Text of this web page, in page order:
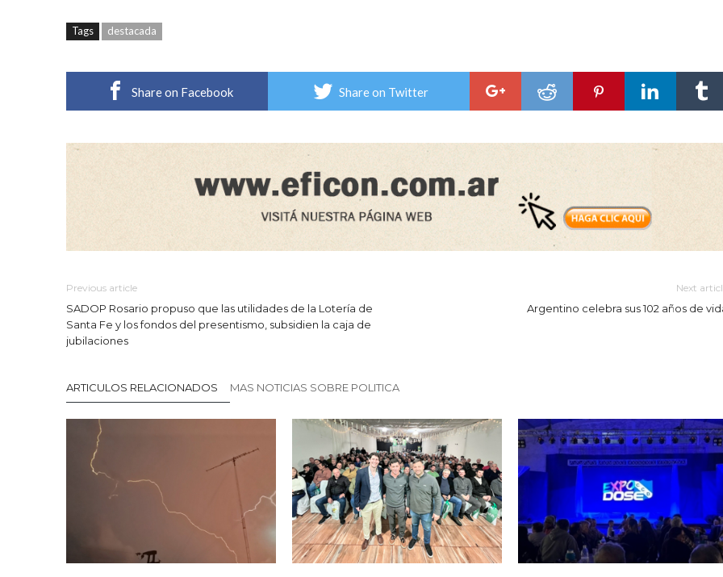
Tags destacada
Share on Facebook Share on Twitter
Previous article
SADOP Rosario propuso que las utilidades de la Lotería de
Santa Fe y los fondos del presentismo, subsidien la caja de
jubilaciones
Next
Argentino celebra sus 102 años de
ARTICULOS RELACIONADOS MAS NOTICIAS SOBRE POLITICA